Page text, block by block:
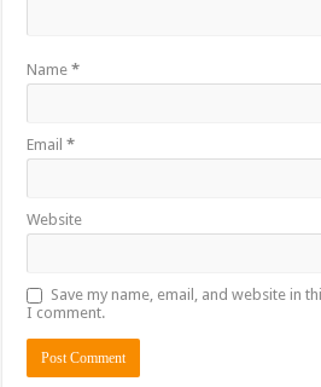
Name*
Email*
Website
Save my name, email, and website in
I comment.